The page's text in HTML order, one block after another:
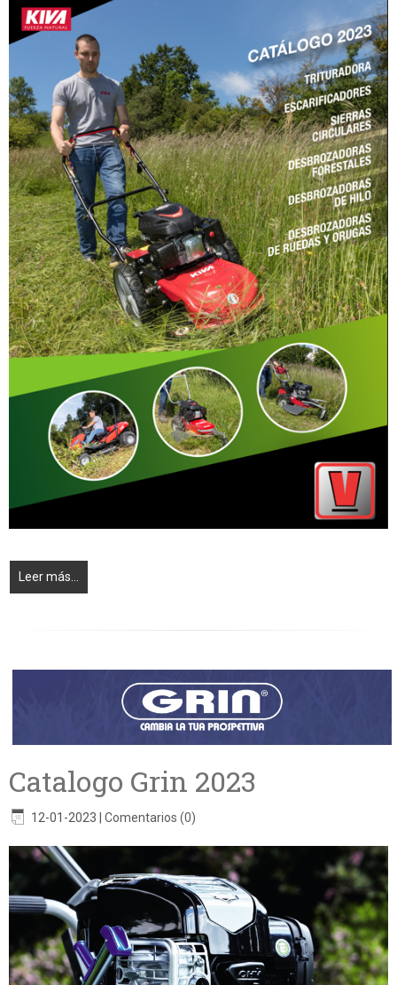
Leer más...
Catalogo Grin 2023
12-01-2023 Comentarios (0)